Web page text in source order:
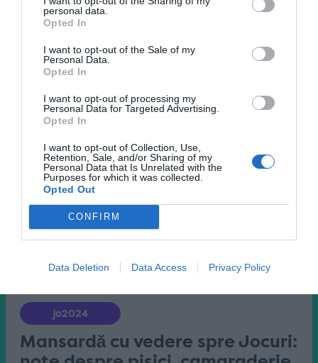
personal data.
Opted In
I want to opt-out of the Sale of my
Personal Data.
Opted In
I want to opt-out of processing my
Personal Data for Targeted Advertising.
Opted In
I want to opt-out of Collection, Use,
Retention, Sale, and/or Sharing of my
Personal Data that Is Unrelated with the
Purposes for which it was collected.
Opted Out
CONFIRM
Data Deletion Data Access Privacy Policy
jo2024
Mansardă cu vedere spre Jocuri: